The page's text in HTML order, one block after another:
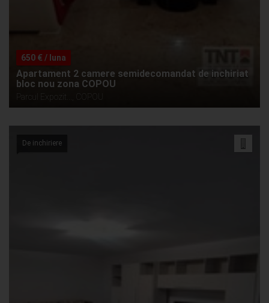
650 € / luna
Apartament 2 camere semidecomandat de inchiriat
bloc nou zona COPOU
Parcul Expozit..., COPOU
De inchiriere